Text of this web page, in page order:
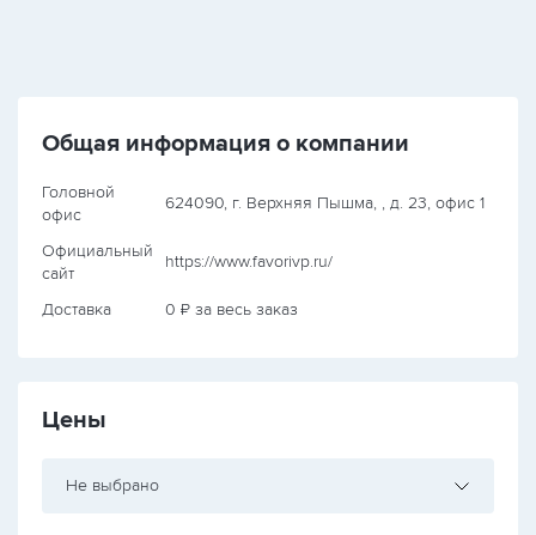
Общая информация о компании
Головной
офис
624090, г. Верхняя Пышма, , д. 23, офис 1
Официальный
сайт
https://www.favorivp.ru/
Доставка 0 ₽ за весь заказ
Цены
Не выбрано